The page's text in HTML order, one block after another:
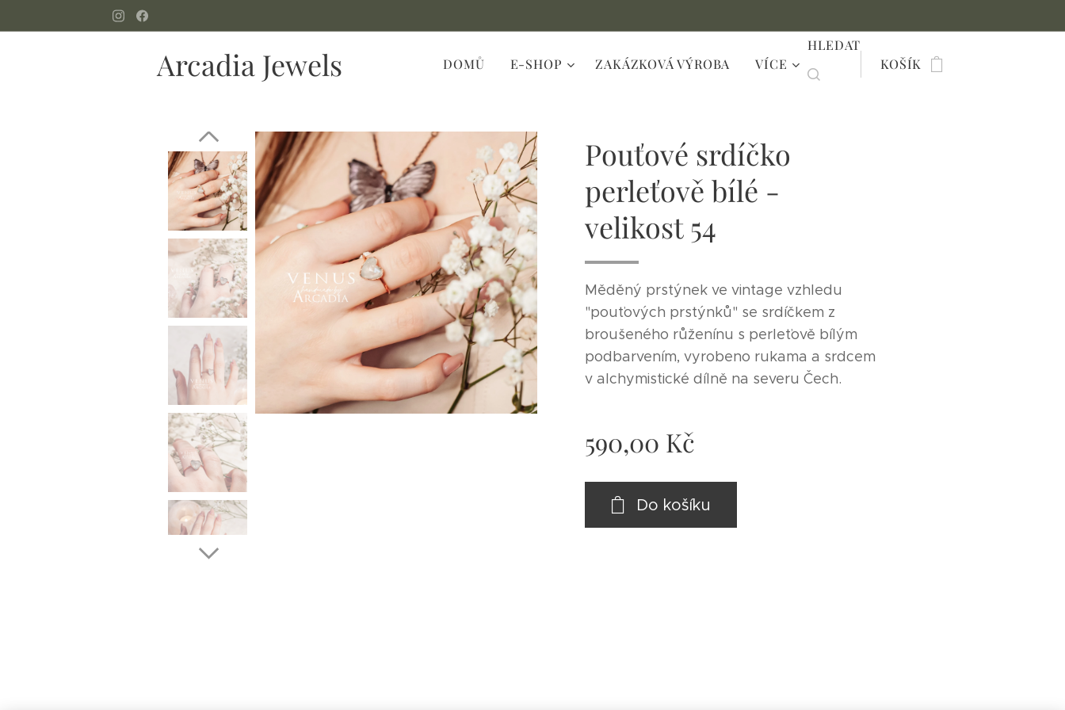
Arcadia Jewels DOMŮ E-SHOP ZAKÁZKOVÁ VÝROBA VÍCE
HLEDAT
KOŠÍK
Pouťové srdíčko
perleťově bílé -
velikost 54
Měděný prstýnek ve vintage vzhledu
"pouťových prstýnků" se srdíčkem z
broušeného růženínu s perleťově bílým
podbarvením, vyrobeno rukama a srdcem
v alchymistické dílně na severu Čech.
590,00 Kč
Do košíku